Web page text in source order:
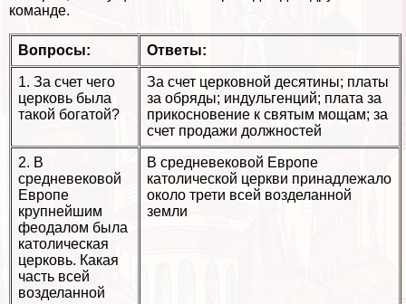
комaнде.
Вопросы: Ответы:
1. За счет чего
церковь была
такой богатой?
За счет церковной десятины; платы
за обряды; индульгенций; плата за
прикосновение к святым мощам; за
счет продажи должностей
2. В
средневековой
Европе
крупнейшим
феодалом была
католическая
церковь. Какая
часть всей
возделанной
В средневековой Европе
католической церкви принадлежало
около трети всей возделанной
земли